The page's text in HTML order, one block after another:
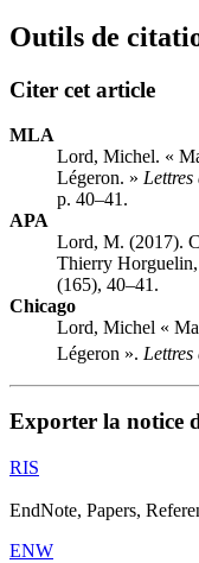
Outils de
Citer cet article
MLA
Lord, Michel. «
Légeron. » Lettres
p. 40–41.
APA
Lord, M. (2017).
Thierry
(165), 40–41.
Chicago
Lord, Michel «
Légeron ». Lettres
Exporter la notice
RIS
EndNote, Papers,
ENW